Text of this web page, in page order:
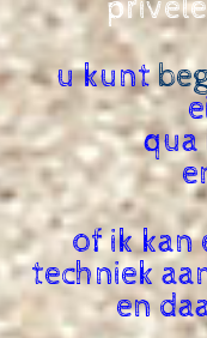
u kunt
qua
of ik kan
techniek
en